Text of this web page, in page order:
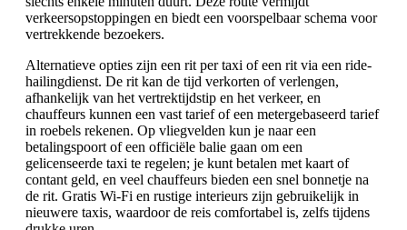
verkeersopstoppingen en biedt een voorspelbaar schema voor
vertrekkende bezoekers.
Alternatieve opties zijn een rit per taxi of een rit via een ride-
hailingdienst. De rit kan de tijd verkorten of verlengen,
afhankelijk van het vertrektijdstip en het verkeer, en
chauffeurs kunnen een vast tarief of een metergebaseerd tarief
in roebels rekenen. Op vliegvelden kun je naar een
betalingspoort of een officiële balie gaan om een
gelicenseerde taxi te regelen; je kunt betalen met kaart of
contant geld, en veel chauffeurs bieden een snel bonnetje na
de rit. Gratis Wi-Fi en rustige interieurs zijn gebruikelijk in
nieuwere taxis, waardoor de reis comfortabel is, zelfs tijdens